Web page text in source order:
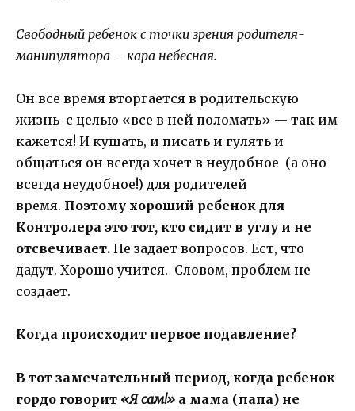
Свободный ребенок с точки зрения родителя-
манипулятора – кара небесная.
Он все время вторгается в родительскую
жизнь с целью «все в ней поломать» — так им
кажется! И кушать, и писать и гулять и
общаться он всегда хочет в неудобное (а оно
всегда неудобное!) для родителей
время. Поэтому хороший ребенок для
Контролера это тот, кто сидит в углу и не
отсвечивает. Не задает вопросов. Ест, что
дадут. Хорошо учится. Словом, проблем не
создает.
Когда происходит первое подавление?
В тот замечательный период, когда ребенок
гордо говорит «Я сам!» а мама (папа) не